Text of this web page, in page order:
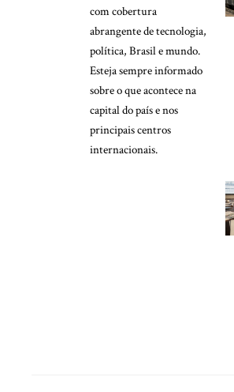
com cobertura
abrangente de tecnologia,
política, Brasil e mundo.
Esteja sempre informado
sobre o que acontece na
capital do país e nos
principais centros
internacionais.